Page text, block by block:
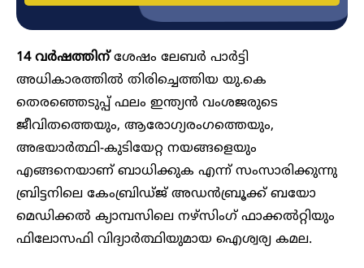
14 വർഷത്തിന്ശേഷം ലേബർ പാർട്ടി
അധികാരത്തിൽ തിരിച്ചെത്തിയ യു.കെ
തെരഞ്ഞെടുപ്പ് ഫലം ഇന്ത്യൻ വംശജരുടെ
ജീവിതത്തെയും, ആരോ​ഗ്യരം​ഗത്തെയും,
അഭയാർത്ഥി-കുടിയേറ്റ നയങ്ങളെയും
എങ്ങനെയാണ് ബാധിക്കുക എന്ന് സംസാരിക്കുന്നു
ബ്രിട്ടനിലെ കേംബ്രിഡ്ജ് അഡൻബ്രൂക്ക് ബയോ
മെഡിക്കൽ ക്യാമ്പസിലെ നഴ്സിം​ഗ് ഫാക്കൽറ്റിയും
ഫിലോസഫി വിദ്യാർത്ഥിയുമായ ഐശ്വര്യ കമല.